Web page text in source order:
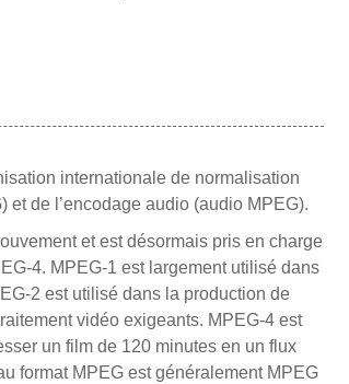
internationale de normalisation
et de l’encodage audio (audio MPEG).
et est désormais pris en charge
4. MPEG-1 est largement utilisé dans
2 est utilisé dans la production de
vidéo exigeants. MPEG-4 est
un film de 120 minutes en un flux
format MPEG est généralement MPEG